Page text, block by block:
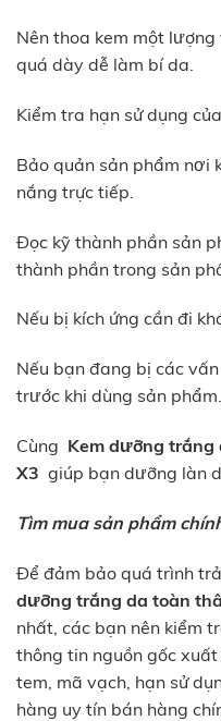
Nên thoa kem một
quá dày dễ làm bí da.
Kiểm tra hạn sử dụng
Bảo quản sản phẩm nơi
nắng trực tiếp.
Đọc kỹ thành phần sản
thành phần trong sản
Nếu bị kích ứng cần đi
Nếu bạn đang bị các
trước khi dùng sản phẩm.
Cùng Kem dưỡng trắng
X3 giúp bạn dưỡng làn
Tìm mua sản phẩm
Để đảm bảo quá trình
dưỡng trắng da toàn
nhất, các bạn nên kiểm
thông tin nguồn gốc
tem, mã vạch, hạn sử
hàng uy tín bán hàng